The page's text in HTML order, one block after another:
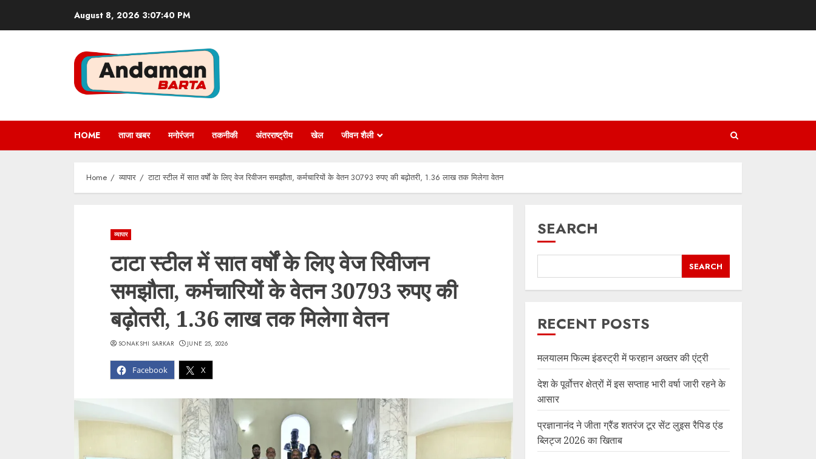
August 8, 2026 3:07:41 PM
HOME ताजा खबर मनोरंजन तकनीकी अंतरराष्ट्रीय खेल जीवन शैली
Home व्यापार टाटा स्टील में सात वर्षों के लिए वेज रिवीजन समझौता, कर्मचारियों के वेतन 30793 रुपए की बढ़ोतरी, 1.36 लाख तक मिलेगा वेतन
व्यापार
टाटा स्टील में सात वर्षों के लिए वेज रिवीजन
समझौता, कर्मचारियों के वेतन 30793 रुपए की
बढ़ोतरी, 1.36 लाख तक मिलेगा वेतन
Facebook X
SONAKSHI SARKAR JUNE 25, 2026
SEARCH
SEARCH
RECENT POSTS
मलयालम फिल्म इंडस्ट्री में फरहान अख्तर की एंट्री
देश के पूर्वोत्तर क्षेत्रों में इस सप्ताह भारी वर्षा जारी रहने के
आसार
प्रज्ञानानंद ने जीता ग्रैंड शतरंज टूर सेंट लुइस रैपिड एंड
ब्लिट्ज 2026 का खिताब